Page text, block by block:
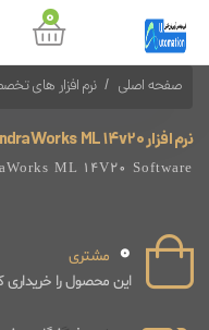
صفحه اصلی نرم افزار های
نرم افزارهای PLC سایر شرکت ها
نرم افزار IndraWorks ML 14v20
ML 14V20 Software
0 مشتری
این محصول را خریداری
0